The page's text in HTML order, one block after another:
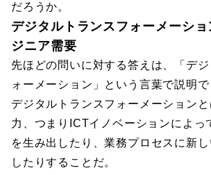
だろうか。
デジタルトランスフォーメーシ
ジニア需要
先ほどの問いに対する答えは、「デ
ォーメーション」という言葉で説明で
デジタルトランスフォーメーション
力、つまりICTイノベーションによっ
を生み出したり、業務プロセスに新
したりすることだ。